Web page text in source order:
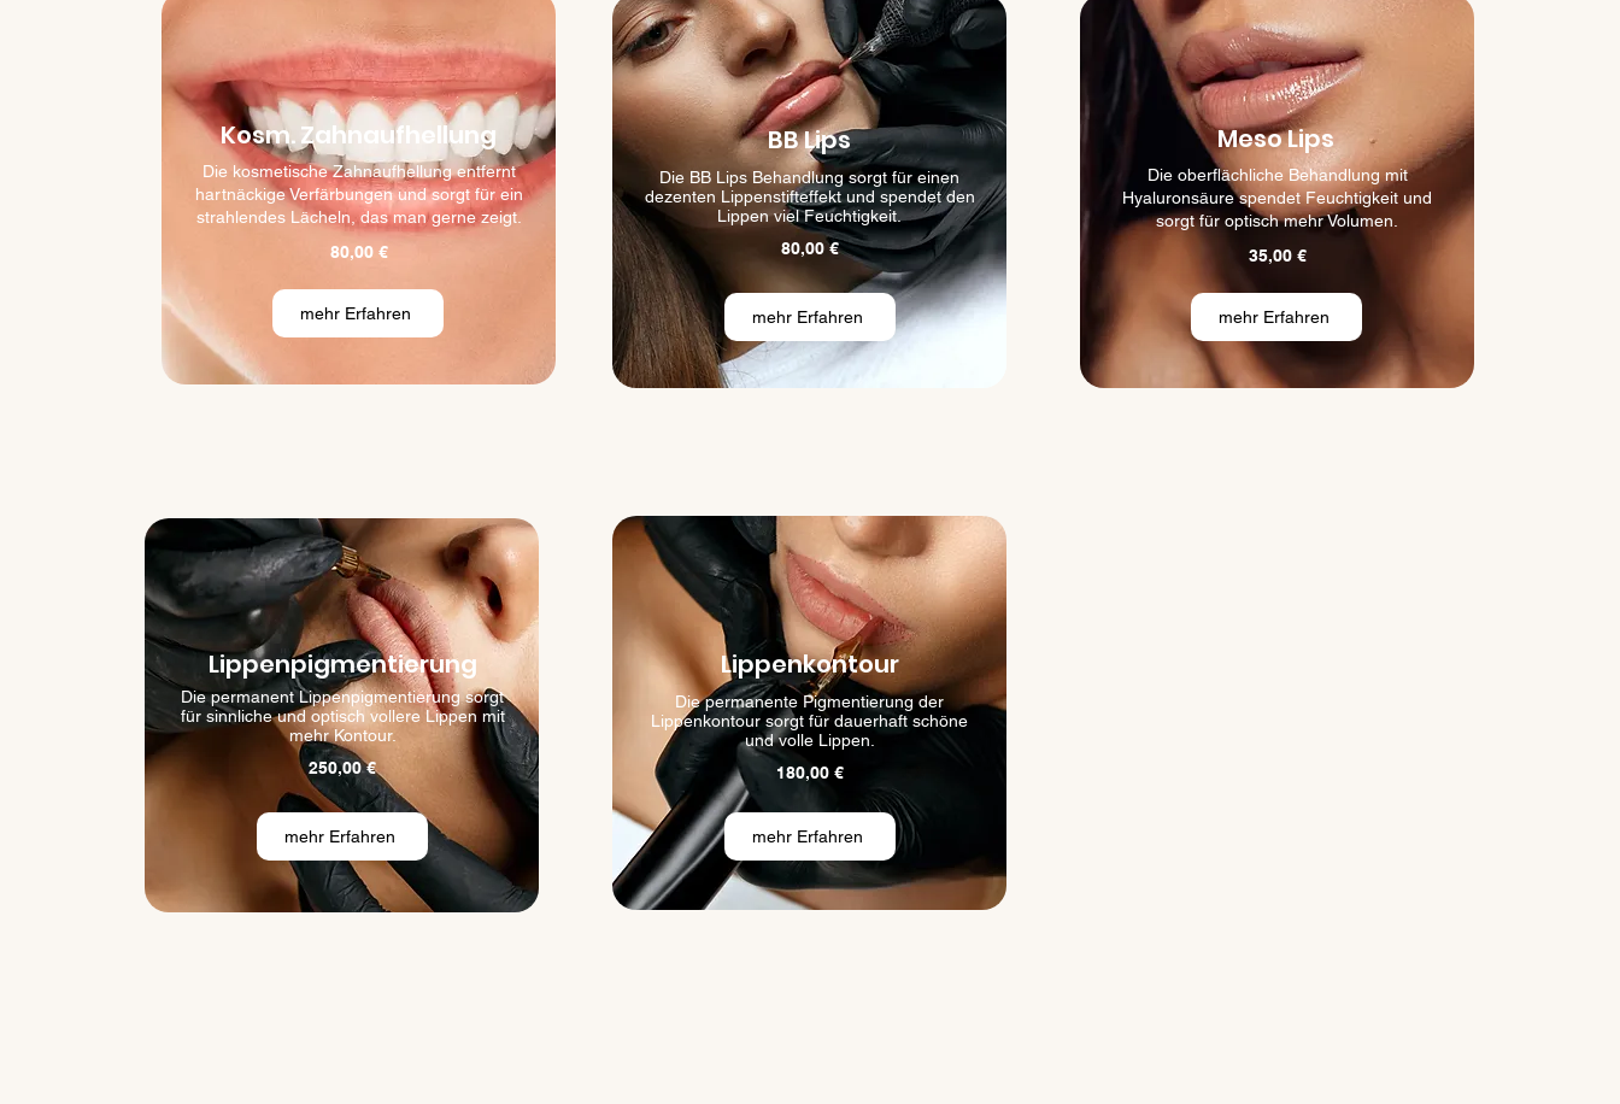
Die kosmetische Zahnaufhellung entfernt
hartnäckige Verfärbungen und sorgt für ein
strahlendes Lächeln, das man gerne zeigt.
Kosm. Zahnaufhellung
80,00 €
mehr Erfahren
Die BB Lips Behandlung sorgt für einen
dezenten Lippenstifteffekt und spendet den
Lippen viel Feuchtigkeit.
BB Lips
80,00 €
mehr Erfahren
Die oberflächliche Behandlung mit
Hyaluronsäure spendet Feuchtigkeit und
sorgt für optisch mehr Volumen.
Meso Lips
35,00 €
mehr Erfahren
Die permanent Lippenpigmentierung sorgt
für sinnliche und optisch vollere Lippen mit
mehr Kontour.
Lippenpigmentierung
250,00 €
mehr Erfahren
Die permanente Pigmentierung der
Lippenkontour sorgt für dauerhaft schöne
und volle Lippen.
Lippenkontour
180,00 €
mehr Erfahren